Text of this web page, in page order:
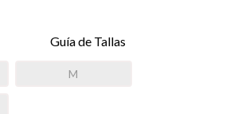
Guía de Tallas
M